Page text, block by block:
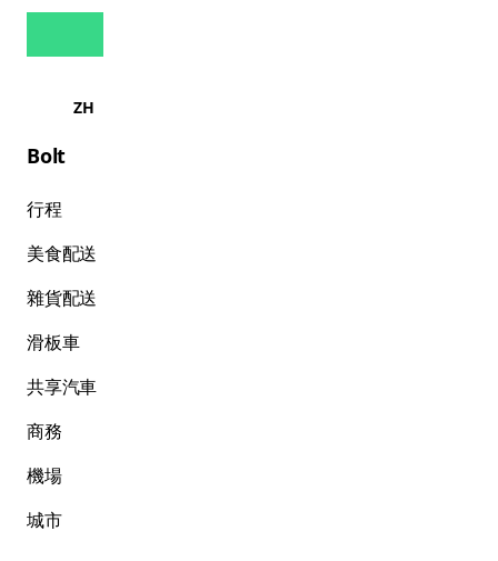
ZH
Bolt
行程
美食配送
雜貨配送
滑板車
共享汽車
商務
機場
城市